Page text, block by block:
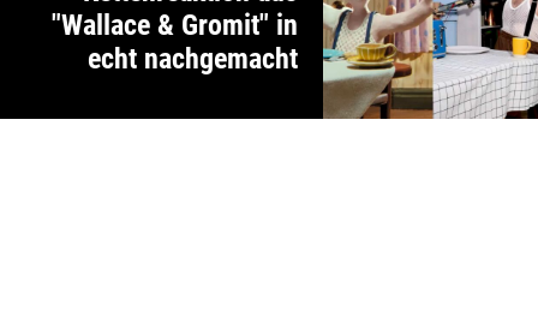
"Wallace & Gromit" in
echt nachgemacht